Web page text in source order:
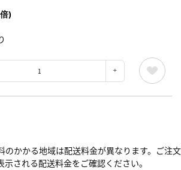
)
のかかる地域は配送料金が異なります。ご注文
される配送料金をご確認ください。